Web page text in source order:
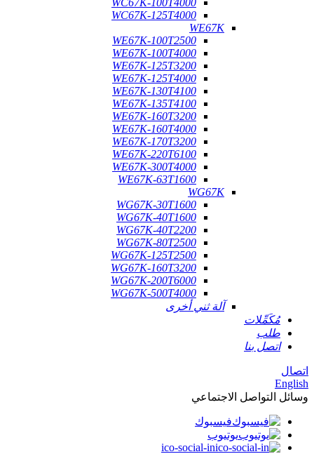
WC67K-125T4000
WE67K
WE67K-100T2500
WE67K-100T4000
WE67K-125T3200
WE67K-125T4000
WE67K-130T4100
WE67K-135T4100
WE67K-160T3200
WE67K-160T4000
WE67K-170T3200
WE67K-220T6100
WE67K-300T4000
WE67K-63T1600
WG67K
WG67K-30T1600
WG67K-40T1600
WG67K-40T2200
WG67K-80T2500
WG67K-125T2500
WG67K-160T3200
WG67K-200T6000
WG67K-500T4000
آلة ثني أخرى
مُكَمِّلات
طلب
اتصل بنا
اتصال
English
وسائل التواصل الاجتماعي
فيسبوك
يوتيوب
ico-social-in